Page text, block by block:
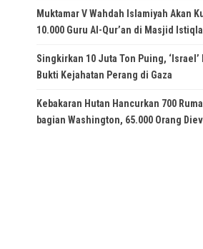
Muktamar V Wahdah Islamiyah Akan
10.000 Guru Al-Qur’an di Masjid Istiqlal
Singkirkan 10 Juta Ton Puing, ‘Israel’
Bukti Kejahatan Perang di Gaza
Kebakaran Hutan Hancurkan 700
bagian Washington, 65.000 Orang